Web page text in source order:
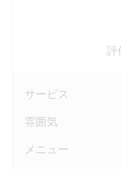
評
サービス
雰囲気
メニュー